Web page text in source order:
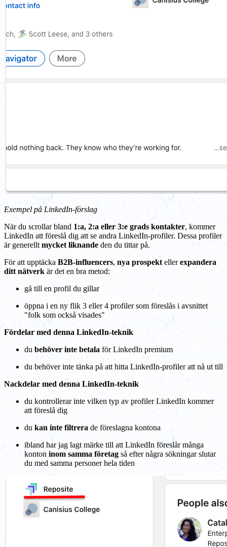
Exempel på LinkedIn-förslag
När du scrollar bland 1:a, 2:a eller 3:e grads kontakter, kommer
LinkedIn att föreslå dig att se andra LinkedIn-profiler. Dessa profiler
är generellt mycket liknande den du tittar på.
För att upptäcka B2B-influencers, nya prospekt ellerexpandera
ditt nätverk är det en bra metod:
gå till en profil du gillar
öppna i en ny flik 3 eller 4 profiler som föreslås i avsnittet
"folk som också visades"
Fördelar med denna LinkedIn-teknik
du behöver inte betala för LinkedIn premium
du behöver inte tänka på att hitta LinkedIn-profiler att nå ut till
Nackdelar med denna LinkedIn-teknik
du kontrollerar inte vilken typ av profiler LinkedIn kommer
att föreslå dig
du kan inte filtrera de föreslagna kontona
ibland har jag lagt märke till att LinkedIn föreslår många
konton inom samma företag så efter några sökningar slutar
du med samma personer hela tiden